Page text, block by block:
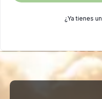
¿Ya tienes